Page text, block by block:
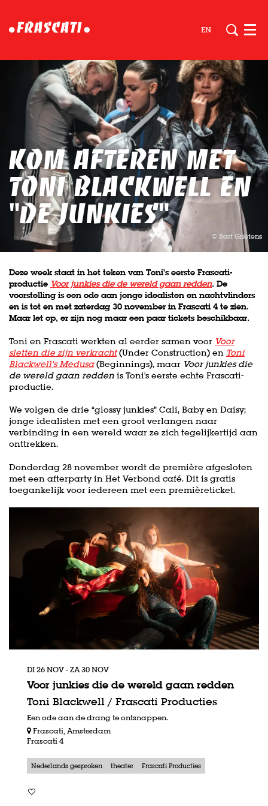
EN
© Bart Grietens
Kom afteren met
Toni Blackwell en
"de junkies"
Deze week staat in het teken van Toni's eerste Frascati-
productie Voor junkies die de wereld gaan redden. De
voorstelling is een ode aan jonge idealisten en nachtvlinders
en is tot en met zaterdag 30 november in Frascati 4 te zien.
Maar let op, er zijn nog maar een paar tickets beschikbaar.
Toni en Frascati werkten al eerder samen voor Voor
sletten die zijn verkracht (Under Construction) en Toni
Blackwell’s Medusa (Beginnings), maar Voor junkies die
de wereld gaan redden is Toni's eerste echte Frascati-
productie.
We volgen de drie “glossy junkies” Cali, Baby en Daisy;
jonge idealisten met een groot verlangen naar
verbinding in een wereld waar ze zich tegelijkertijd aan
onttrekken.
Donderdag 28 november wordt de première afgesloten
met een afterparty in Het Verbond café. Dit is gratis
toegankelijk voor iedereen met een premièreticket.
Voor junkies die de wereld gaan redden
Toni Blackwell / Frascati Producties
DI 26 NOV-ZA 30 NOV
Een ode aan de drang te ontsnappen.
Frascati, Amsterdam
Frascati 4
Nederlands gesproken theater Frascati Producties
Inzoomen